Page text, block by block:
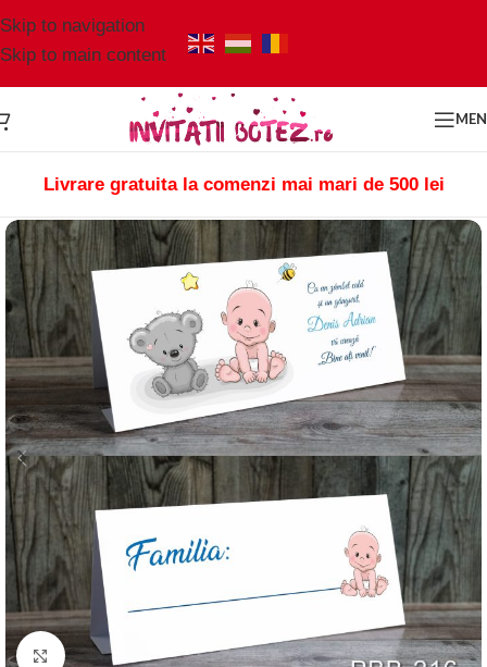
Skip to navigation
Skip to main content
Livrare gratuita la comenzi mai mari de 500 lei
Click to enlarge